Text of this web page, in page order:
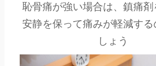
恥骨痛が強い場合は、鎮痛剤
安静を保って痛みが軽減する
しょう